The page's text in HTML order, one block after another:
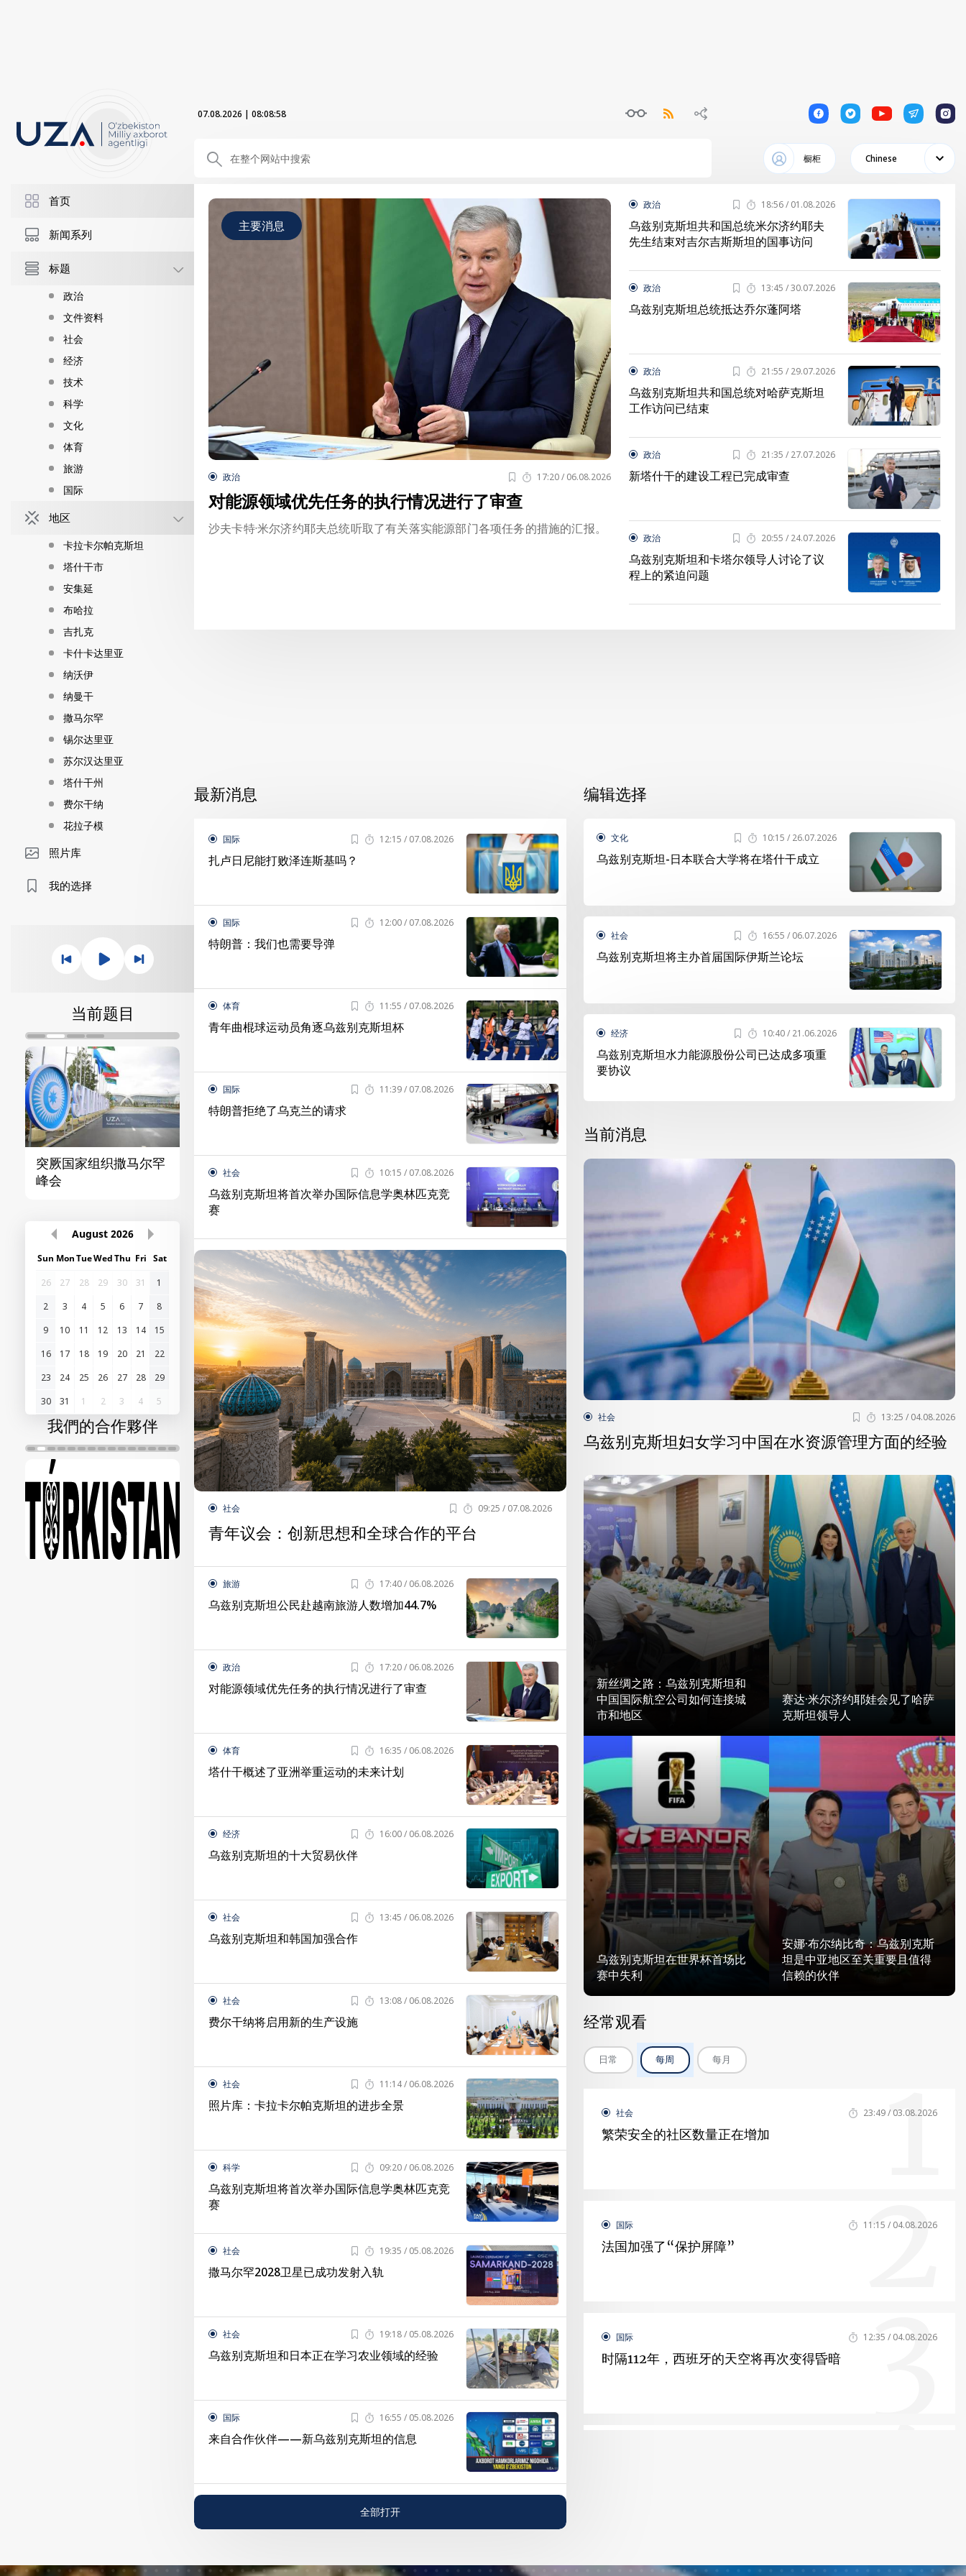
07.08.2026 | 08:09:00 1 1 1 1 1
橱柜 Chinese
首页
新闻系列
标题
政治
文件资料
社会
经济
技术
科学
文化
体育
旅游
国际
地区
卡拉卡尔帕克斯坦
塔什干市
安集延
布哈拉
吉扎克
卡什卡达里亚
纳沃伊
纳曼干
撒马尔罕
锡尔达里亚
苏尔汉达里亚
塔什干州
费尔干纳
花拉子模
照片库
我的选择
当前题目
突厥国家组织撒马尔罕
峰会
August 2026
Sun MonTueWedThu Fri Sat
26
27 28 29 30 31
1
2
3 4 5 6 7
8
9
10 11 12 13 14
15
16
17 18 19 20 21
22
23
24 25 26 27 28
29
30
31 1 2 3 4 5
我們的合作夥伴
主要消息
政治 17:20 / 06.08.2026
对能源领域优先任务的执行情况进行了审查
沙夫卡特·米尔济约耶夫总统听取了有关落实能源部门各项任务的措施的汇报。
政治 18:56 / 01.08.2026
乌兹别克斯坦共和国总统米尔济约耶夫
先生结束对吉尔吉斯斯坦的国事访问
政治 13:45 / 30.07.2026
乌兹别克斯坦总统抵达乔尔蓬阿塔
政治 21:55 / 29.07.2026
乌兹别克斯坦共和国总统对哈萨克斯坦
工作访问已结束
政治 21:35 / 27.07.2026
新塔什干的建设工程已完成审查
政治 20:55 / 24.07.2026
乌兹别克斯坦和卡塔尔领导人讨论了议
程上的紧迫问题
最新消息
国际 12:15 / 07.08.2026
扎卢日尼能打败泽连斯基吗？
国际 12:00 / 07.08.2026
特朗普：我们也需要导弹
体育 11:55 / 07.08.2026
青年曲棍球运动员角逐乌兹别克斯坦杯
国际 11:39 / 07.08.2026
特朗普拒绝了乌克兰的请求
社会 10:15 / 07.08.2026
乌兹别克斯坦将首次举办国际信息学奥林匹克竞
赛
社会 09:25 / 07.08.2026
青年议会：创新思想和全球合作的平台
旅游 17:40 / 06.08.2026
乌兹别克斯坦公民赴越南旅游人数增加44.7%
政治 17:20 / 06.08.2026
对能源领域优先任务的执行情况进行了审查
体育 16:35 / 06.08.2026
塔什干概述了亚洲举重运动的未来计划
经济 16:00 / 06.08.2026
乌兹别克斯坦的十大贸易伙伴
社会 13:45 / 06.08.2026
乌兹别克斯坦和韩国加强合作
社会 13:08 / 06.08.2026
费尔干纳将启用新的生产设施
社会 11:14 / 06.08.2026
照片库：卡拉卡尔帕克斯坦的进步全景
科学 09:20 / 06.08.2026
乌兹别克斯坦将首次举办国际信息学奥林匹克竞
赛
社会 19:35 / 05.08.2026
撒马尔罕2028卫星已成功发射入轨
社会 19:18 / 05.08.2026
乌兹别克斯坦和日本正在学习农业领域的经验
国际 16:55 / 05.08.2026
来自合作伙伴——新乌兹别克斯坦的信息
全部打开
编辑选择
文化 10:15 / 26.07.2026
乌兹别克斯坦-日本联合大学将在塔什干成立
社会 16:55 / 06.07.2026
乌兹别克斯坦将主办首届国际伊斯兰论坛
经济 10:40 / 21.06.2026
乌兹别克斯坦水力能源股份公司已达成多项重
要协议
当前消息
社会 13:25 / 04.08.2026
乌兹别克斯坦妇女学习中国在水资源管理方面的经验
新丝绸之路：乌兹别克斯坦和
中国国际航空公司如何连接城
市和地区
赛达·米尔济约耶娃会见了哈萨
克斯坦领导人
乌兹别克斯坦在世界杯首场比
赛中失利
安娜·布尔纳比奇：乌兹别克斯
坦是中亚地区至关重要且值得
信赖的伙伴
经常观看
日常 每周 每月
社会 23:49 / 03.08.2026
繁荣安全的社区数量正在增加 1
国际 11:15 / 04.08.2026
法国加强了“保护屏障” 2
国际 12:35 / 04.08.2026
时隔112年，西班牙的天空将再次变得昏暗 3